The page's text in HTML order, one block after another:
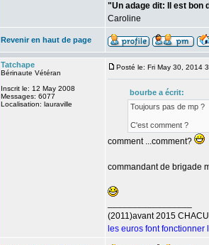
"Un adage dit: Il est bon
Caroline
Revenir en haut de page
Tatchape
Bérinaute Vétéran
Inscrit le: 12 May 2008
Messages: 6077
Localisation: lauraville
Posté le: Fri May 30, 2014
bourbe a écrit:
Toujours pas de mp ?
C'est comment ?
comment ...comment?
commandant de brigade
(2011)avant 2015
les euros font fonctionner